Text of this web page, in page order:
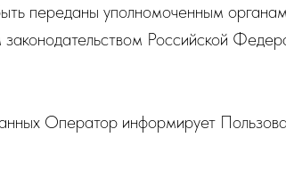
переданы уполномоченным
Российской
Оператор информирует